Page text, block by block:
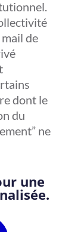
de
dont le
du
ne
une